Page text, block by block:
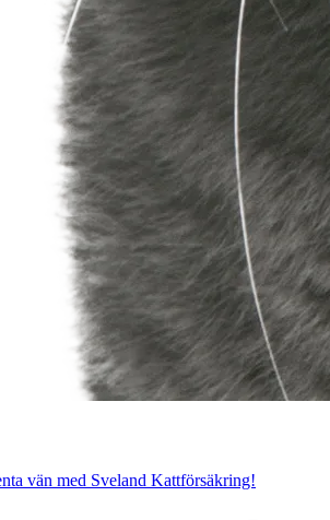
vän med Sveland Kattförsäkring!